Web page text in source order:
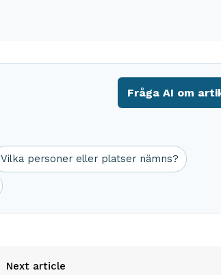
Fråga AI om
Vilka personer eller platser nämns?
Next article